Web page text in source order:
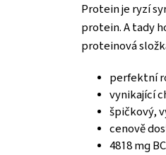
Protein je ryzí
protein. A tady
proteinová
perfektní
vynikající
špičkový,
cenově
4818 mg